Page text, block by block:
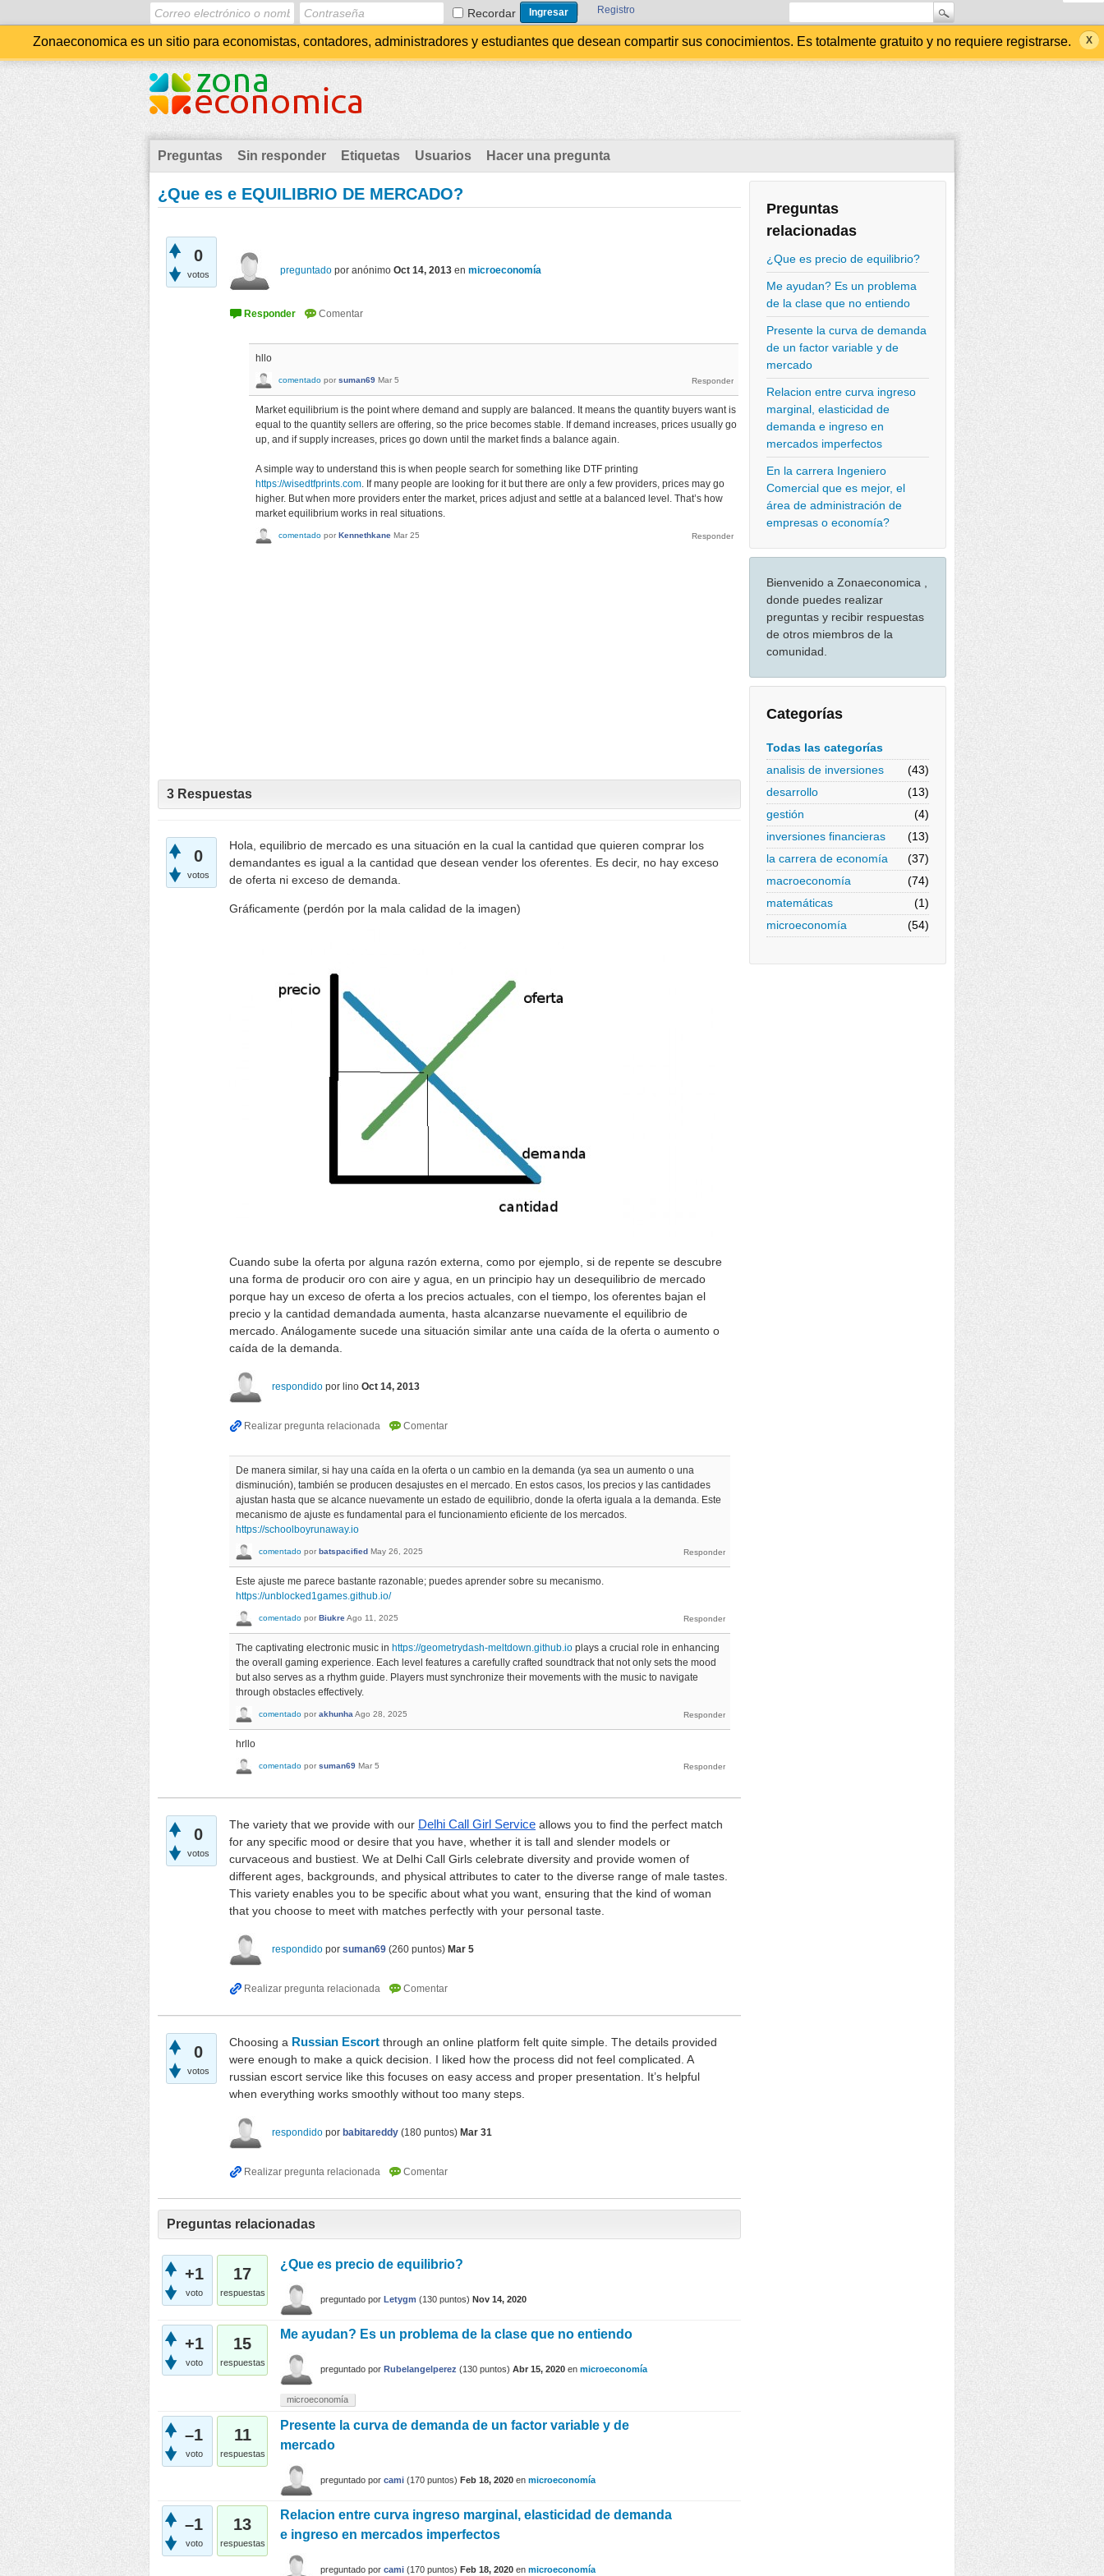
Recordar Registro
Zonaeconomica es un sitio para economistas, contadores, administradores y estudiantes que desean compartir sus conocimientos. Es totalmente gratuito y no requiere registrarse.
Preguntas Sin responder Etiquetas Usuarios Hacer una pregunta
Preguntas
relacionadas
¿Que es precio de equilibrio?
Me ayudan? Es un problema
de la clase que no entiendo
Presente la curva de demanda
de un factor variable y de
mercado
Relacion entre curva ingreso
marginal, elasticidad de
demanda e ingreso en
mercados imperfectos
En la carrera Ingeniero
Comercial que es mejor, el
área de administración de
empresas o economía?
Bienvenido a Zonaeconomica ,
donde puedes realizar
preguntas y recibir respuestas
de otros miembros de la
comunidad.
Categorías
Todas las categorías
analisis de inversiones
(43)
desarrollo
(13)
gestión
(4)
inversiones financieras
(13)
la carrera de economía
(37)
macroeconomía
(74)
matemáticas
(1)
microeconomía
(54)
¿Que es e EQUILIBRIO DE MERCADO?
0
votos preguntado por anónimo Oct 14, 2013 en microeconomía
hllo
comentado por suman69 Mar 5
Market equilibrium is the point where demand and supply are balanced. It means the quantity buyers want is
equal to the quantity sellers are offering, so the price becomes stable. If demand increases, prices usually go
up, and if supply increases, prices go down until the market finds a balance again.
A simple way to understand this is when people search for something like DTF printing
https://wisedtfprints.com. If many people are looking for it but there are only a few providers, prices may go
higher. But when more providers enter the market, prices adjust and settle at a balanced level. That’s how
market equilibrium works in real situations.
comentado por Kennethkane Mar 25
3 Respuestas
0
votos
Hola, equilibrio de mercado es una situación en la cual la cantidad que quieren comprar los
demandantes es igual a la cantidad que desean vender los oferentes. Es decir, no hay exceso
de oferta ni exceso de demanda.
Gráficamente (perdón por la mala calidad de la imagen)
Cuando sube la oferta por alguna razón externa, como por ejemplo, si de repente se descubre
una forma de producir oro con aire y agua, en un principio hay un desequilibrio de mercado
porque hay un exceso de oferta a los precios actuales, con el tiempo, los oferentes bajan el
precio y la cantidad demandada aumenta, hasta alcanzarse nuevamente el equilibrio de
mercado. Análogamente sucede una situación similar ante una caída de la oferta o aumento o
caída de la demanda.
respondido por lino Oct 14, 2013
De manera similar, si hay una caída en la oferta o un cambio en la demanda (ya sea un aumento o una
disminución), también se producen desajustes en el mercado. En estos casos, los precios y las cantidades
ajustan hasta que se alcance nuevamente un estado de equilibrio, donde la oferta iguala a la demanda. Este
mecanismo de ajuste es fundamental para el funcionamiento eficiente de los mercados.
https://schoolboyrunaway.io
comentado por batspacified May 26, 2025
Este ajuste me parece bastante razonable; puedes aprender sobre su mecanismo.
https://unblocked1games.github.io/
comentado por BiukreAgo 11, 2025
The captivating electronic music in https://geometrydash-meltdown.github.io plays a crucial role in enhancing
the overall gaming experience. Each level features a carefully crafted soundtrack that not only sets the mood
but also serves as a rhythm guide. Players must synchronize their movements with the music to navigate
through obstacles effectively.
comentado por akhunha Ago 28, 2025
hrllo
comentado por suman69 Mar 5
0
votos
The variety that we provide with our Delhi Call Girl Service allows you to find the perfect match
for any specific mood or desire that you have, whether it is tall and slender models or
curvaceous and bustiest. We at Delhi Call Girls celebrate diversity and provide women of
different ages, backgrounds, and physical attributes to cater to the diverse range of male tastes.
This variety enables you to be specific about what you want, ensuring that the kind of woman
that you choose to meet with matches perfectly with your personal taste.
respondido por suman69 (260 puntos) Mar 5
0
votos
Choosing a Russian Escort through an online platform felt quite simple. The details provided
were enough to make a quick decision. I liked how the process did not feel complicated. A
russian escort service like this focuses on easy access and proper presentation. It’s helpful
when everything works smoothly without too many steps.
respondido por babitareddy (180 puntos) Mar 31
Preguntas relacionadas
+1
voto
17
respuestas
¿Que es precio de equilibrio?
preguntado por Letygm (130 puntos) Nov 14, 2020
+1
voto
15
respuestas
Me ayudan? Es un problema de la clase que no entiendo
preguntado por Rubelangelperez (130 puntos) Abr 15, 2020 en microeconomía
microeconomía
–1
voto
11
respuestas
Presente la curva de demanda de un factor variable y de
mercado
preguntado por cami (170 puntos) Feb 18, 2020 en microeconomía
–1
voto
13
respuestas
Relacion entre curva ingreso marginal, elasticidad de demanda
e ingreso en mercados imperfectos
preguntado por cami (170 puntos) Feb 18, 2020 en microeconomía